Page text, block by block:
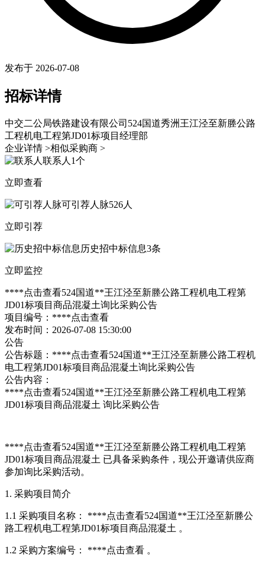
发布于 2026-07-08
招标详情
中交二公局铁路建设有限公司524国道秀洲王江泾至新塍公路
工程机电工程第JD01标项目经理部
企业详情 >相似采购商 >
联系人 1个
立即查看
可引荐人脉526人
立即引荐
历史招中标信息3条
立即监控
****点击查看524国道**王江泾至新塍公路工程机电工程第
JD01标项目商品混凝土询比采购公告
项目编号：****点击查看
发布时间：2026-07-08 15:30:00
公告
公告标题：****点击查看524国道**王江泾至新塍公路工程机
电工程第JD01标项目商品混凝土询比采购公告
公告内容：
****点击查看524国道**王江泾至新塍公路工程机电工程第
JD01标项目商品混凝土 询比采购公告
****点击查看524国道**王江泾至新塍公路工程机电工程第
JD01标项目商品混凝土 已具备采购条件，现公开邀请供应商
参加询比采购活动。
1. 采购项目简介
1.1 采购项目名称： ****点击查看524国道**王江泾至新塍公
路工程机电工程第JD01标项目商品混凝土 。
1.2 采购方案编号： ****点击查看 。